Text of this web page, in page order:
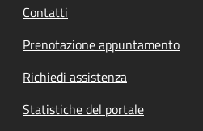
Contatti
Prenotazione appuntamento
Richiedi assistenza
Statistiche del portale